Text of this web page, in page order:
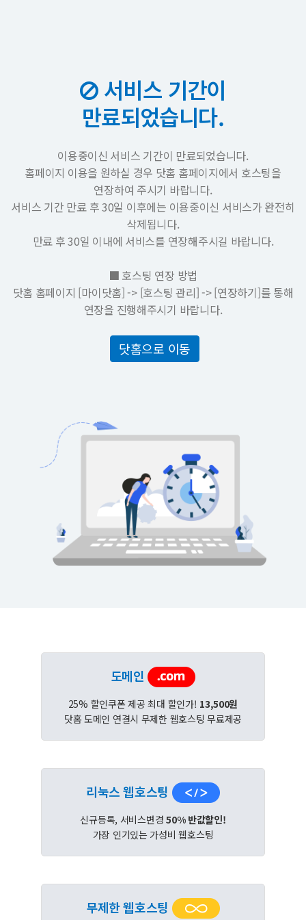
서비스 기간이
만료되었습니다.
이용중이신 서비스 기간이 만료되었습니다.
홈페이지 이용을 원하실 경우 닷홈 홈페이지에서 호스팅을
연장하여 주시기 바랍니다.
서비스 기간 만료 후 30일 이후에는 이용중이신 서비스가 완전히
삭제됩니다.
만료 후 30일 이내에 서비스를 연장해주시길 바랍니다.
■ 호스팅 연장 방법
닷홈 홈페이지 [마이닷홈] -> [호스팅 관리] -> [연장하기]를 통해
연장을 진행해주시기 바랍니다.
닷홈으로 이동
도메인
25% 할인쿠폰 제공 최대 할인가! 13,500원
닷홈 도메인 연결시 무제한 웹호스팅 무료제공
리눅스 웹호스팅
신규등록, 서비스변경50% 반값할인!
가장 인기있는 가성비 웹호스팅
무제한 웹호스팅